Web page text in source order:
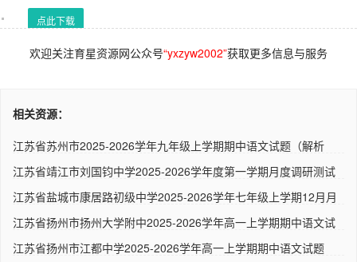
点此下载
欢迎关注育星资源网公众号“yxzyw2002”获取更多信息与服务
相关资源：
江苏省苏州市2025-2026学年九年级上学期期中语文试题（解析
江苏省靖江市刘国钧中学2025-2026学年度第一学期月度调研测试
江苏省盐城市康居路初级中学2025-2026学年七年级上学期12月月
江苏省扬州市扬州大学附中2025-2026学年高一上学期期中语文试
江苏省扬州市江都中学2025-2026学年高一上学期期中语文试题